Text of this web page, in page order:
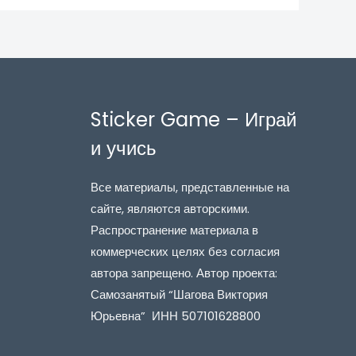
Sticker Game – Играй
и учись
Все материалы, представленные на
сайте, являются авторскими.
Распространение материала в
коммерческих целях без согласия
автора запрещено. Автор проекта:
Самозанятый “Шагова Виктория
Юрьевна” ИНН 507101628800